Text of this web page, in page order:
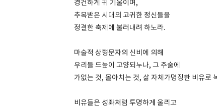
경건하게 귀 기울이며,
추복받은 시대의 고귀한 정신들을
정결한 축제에 불러내려 하노라.
마술적 상형문자의 신비에 의해
우리들 드높이 고양되누나, 그 주술에
가없는 것, 몰아치는 것, 삶 자체가명징한 비유로
비유들은 성좌처럼 투명하게 울리고